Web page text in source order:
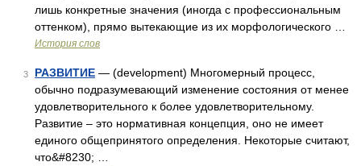
лишь конкретные значения (иногда с профессиональным
оттенком), прямо вытекающие из их морфологического …
История слов
3 РАЗВИТИЕ — (development) Многомерный процесс,
обычно подразумевающий изменение состояния от менее
удовлетворительного к более удовлетворительному.
Развитие – это нормативная концепция, оно не имеет
единого общепринятого определения. Некоторые считают,
что&#8230; …